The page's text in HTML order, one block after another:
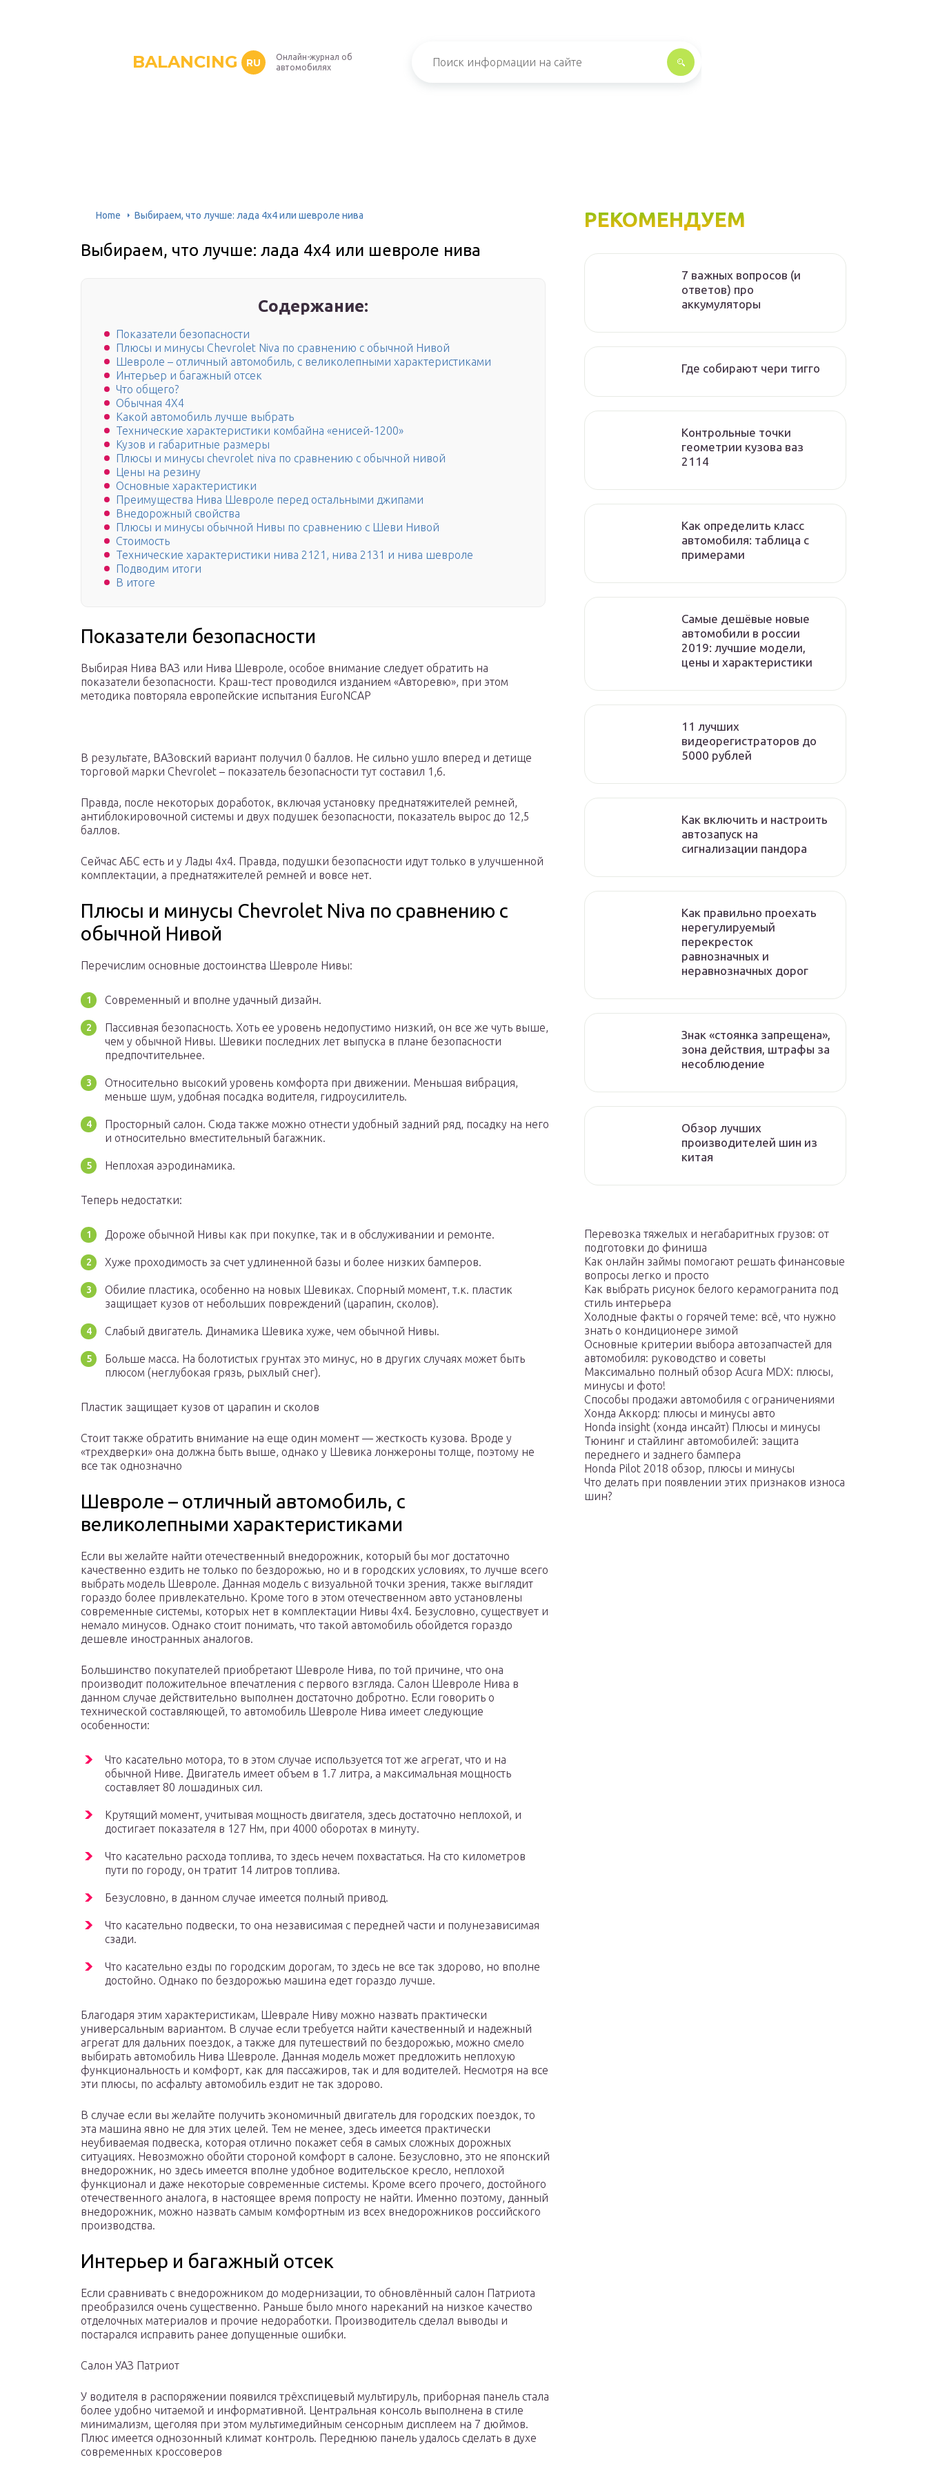
BALANCING RU
Онлайн-журнал об
автомобилях
Home Выбираем, что лучше: лада 4х4 или шевроле нива
Выбираем, что лучше: лада 4х4 или шевроле нива
Содержание:
Показатели безопасности
Плюсы и минусы Chevrolet Niva по сравнению с обычной Нивой
Шевроле – отличный автомобиль, с великолепными характеристиками
Интерьер и багажный отсек
Что общего?
Обычная 4Х4
Какой автомобиль лучше выбрать
Технические характеристики комбайна «енисей-1200»
Кузов и габаритные размеры
Плюсы и минусы chevrolet niva по сравнению с обычной нивой
Цены на резину
Основные характеристики
Преимущества Нива Шевроле перед остальными джипами
Внедорожный свойства
Плюсы и минусы обычной Нивы по сравнению с Шеви Нивой
Стоимость
Технические характеристики нива 2121, нива 2131 и нива шевроле
Подводим итоги
В итоге
Показатели безопасности
Выбирая Нива ВАЗ или Нива Шевроле, особое внимание следует обратить на
показатели безопасности. Краш-тест проводился изданием «Авторевю», при этом
методика повторяла европейские испытания EuroNCAP
В результате, ВАЗовский вариант получил 0 баллов. Не сильно ушло вперед и детище
торговой марки Chevrolet – показатель безопасности тут составил 1,6.
Правда, после некоторых доработок, включая установку преднатяжителей ремней,
антиблокировочной системы и двух подушек безопасности, показатель вырос до 12,5
баллов.
Сейчас АБС есть и у Лады 4х4. Правда, подушки безопасности идут только в улучшенной
комплектации, а преднатяжителей ремней и вовсе нет.
Плюсы и минусы Chevrolet Niva по сравнению с
обычной Нивой
Перечислим основные достоинства Шевроле Нивы:
Современный и вполне удачный дизайн.
Пассивная безопасность. Хоть ее уровень недопустимо низкий, он все же чуть выше,
чем у обычной Нивы. Шевики последних лет выпуска в плане безопасности
предпочтительнее.
Относительно высокий уровень комфорта при движении. Меньшая вибрация,
меньше шум, удобная посадка водителя, гидроусилитель.
Просторный салон. Сюда также можно отнести удобный задний ряд, посадку на него
и относительно вместительный багажник.
Неплохая аэродинамика.
Теперь недостатки:
Дороже обычной Нивы как при покупке, так и в обслуживании и ремонте.
Хуже проходимость за счет удлиненной базы и более низких бамперов.
Обилие пластика, особенно на новых Шевиках. Спорный момент, т.к. пластик
защищает кузов от небольших повреждений (царапин, сколов).
Слабый двигатель. Динамика Шевика хуже, чем обычной Нивы.
Больше масса. На болотистых грунтах это минус, но в других случаях может быть
плюсом (неглубокая грязь, рыхлый снег).
Пластик защищает кузов от царапин и сколов
Стоит также обратить внимание на еще один момент — жесткость кузова. Вроде у
«трехдверки» она должна быть выше, однако у Шевика лонжероны толще, поэтому не
все так однозначно
Шевроле – отличный автомобиль, с
великолепными характеристиками
Если вы желайте найти отечественный внедорожник, который бы мог достаточно
качественно ездить не только по бездорожью, но и в городских условиях, то лучше всего
выбрать модель Шевроле. Данная модель с визуальной точки зрения, также выглядит
гораздо более привлекательно. Кроме того в этом отечественном авто установлены
современные системы, которых нет в комплектации Нивы 4х4. Безусловно, существует и
немало минусов. Однако стоит понимать, что такой автомобиль обойдется гораздо
дешевле иностранных аналогов.
Большинство покупателей приобретают Шевроле Нива, по той причине, что она
производит положительное впечатления с первого взгляда. Салон Шевроле Нива в
данном случае действительно выполнен достаточно добротно. Если говорить о
технической составляющей, то автомобиль Шевроле Нива имеет следующие
особенности:
Что касательно мотора, то в этом случае используется тот же агрегат, что и на
обычной Ниве. Двигатель имеет объем в 1.7 литра, а максимальная мощность
составляет 80 лошадиных сил.
Крутящий момент, учитывая мощность двигателя, здесь достаточно неплохой, и
достигает показателя в 127 Нм, при 4000 оборотах в минуту.
Что касательно расхода топлива, то здесь нечем похвастаться. На сто километров
пути по городу, он тратит 14 литров топлива.
Безусловно, в данном случае имеется полный привод.
Что касательно подвески, то она независимая с передней части и полунезависимая
сзади.
Что касательно езды по городским дорогам, то здесь не все так здорово, но вполне
достойно. Однако по бездорожью машина едет гораздо лучше.
Благодаря этим характеристикам, Шеврале Ниву можно назвать практически
универсальным вариантом. В случае если требуется найти качественный и надежный
агрегат для дальних поездок, а также для путешествий по бездорожью, можно смело
выбирать автомобиль Нива Шевроле. Данная модель может предложить неплохую
функциональность и комфорт, как для пассажиров, так и для водителей. Несмотря на все
эти плюсы, по асфальту автомобиль ездит не так здорово.
В случае если вы желайте получить экономичный двигатель для городских поездок, то
эта машина явно не для этих целей. Тем не менее, здесь имеется практически
неубиваемая подвеска, которая отлично покажет себя в самых сложных дорожных
ситуациях. Невозможно обойти стороной комфорт в салоне. Безусловно, это не японский
внедорожник, но здесь имеется вполне удобное водительское кресло, неплохой
функционал и даже некоторые современные системы. Кроме всего прочего, достойного
отечественного аналога, в настоящее время попросту не найти. Именно поэтому, данный
внедорожник, можно назвать самым комфортным из всех внедорожников российского
производства.
Интерьер и багажный отсек
Если сравнивать с внедорожником до модернизации, то обновлённый салон Патриота
преобразился очень существенно. Раньше было много нареканий на низкое качество
отделочных материалов и прочие недоработки. Производитель сделал выводы и
постарался исправить ранее допущенные ошибки.
Салон УАЗ Патриот
У водителя в распоряжении появился трёхспицевый мультируль, приборная панель стала
более удобно читаемой и информативной. Центральная консоль выполнена в стиле
минимализм, щеголяя при этом мультимедийным сенсорным дисплеем на 7 дюймов.
Плюс имеется однозонный климат контроль. Переднюю панель удалось сделать в духе
современных кроссоверов
РЕКОМЕНДУЕМ
7 важных вопросов (и
ответов) про
аккумуляторы
Где собирают чери тигго
Контрольные точки
геометрии кузова ваз
2114
Как определить класс
автомобиля: таблица с
примерами
Самые дешёвые новые
автомобили в россии
2019: лучшие модели,
цены и характеристики
11 лучших
видеорегистраторов до
5000 рублей
Как включить и настроить
автозапуск на
сигнализации пандора
Как правильно проехать
нерегулируемый
перекресток
равнозначных и
неравнозначных дорог
Знак «стоянка запрещена»,
зона действия, штрафы за
несоблюдение
Обзор лучших
производителей шин из
китая
Перевозка тяжелых и негабаритных грузов: от
подготовки до финиша
Как онлайн займы помогают решать финансовые
вопросы легко и просто
Как выбрать рисунок белого керамогранита под
стиль интерьера
Холодные факты о горячей теме: всё, что нужно
знать о кондиционере зимой
Основные критерии выбора автозапчастей для
автомобиля: руководство и советы
Максимально полный обзор Acura MDX: плюсы,
минусы и фото!
Способы продажи автомобиля с ограничениями
Хонда Аккорд: плюсы и минусы авто
Honda insight (хонда инсайт) Плюсы и минусы
Тюнинг и стайлинг автомобилей: защита
переднего и заднего бампера
Honda Pilot 2018 обзор, плюсы и минусы
Что делать при появлении этих признаков износа
шин?